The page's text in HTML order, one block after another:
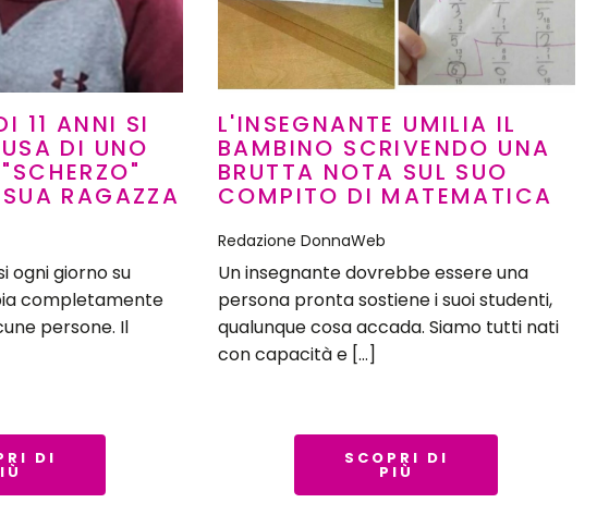
11 ANNI SI
DI UNO
RAGAZZA
ogni giorno su
completamente
persone. Il
DI
L'INSEGNANTE UMILIA IL
BAMBINO SCRIVENDO UNA
BRUTTA NOTA SUL SUO
COMPITO DI MATEMATICA
Redazione DonnaWeb
Un insegnante dovrebbe essere una
persona pronta sostiene i suoi studenti,
qualunque cosa accada. Siamo tutti nati
con capacità e […]
SCOPRI DI
PIÙ